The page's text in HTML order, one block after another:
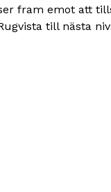
fram emot att
till nästa